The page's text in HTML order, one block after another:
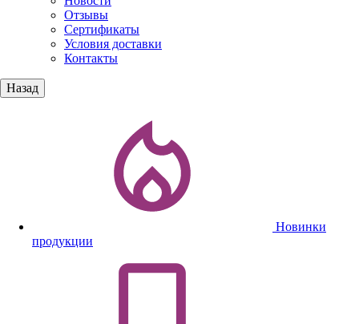
Отзывы
Сертификаты
Условия доставки
Контакты
Назад
Новинки
продукции